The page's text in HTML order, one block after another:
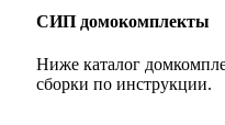
СИП домокомплекты
Ниже каталог
сборки по инструкции.